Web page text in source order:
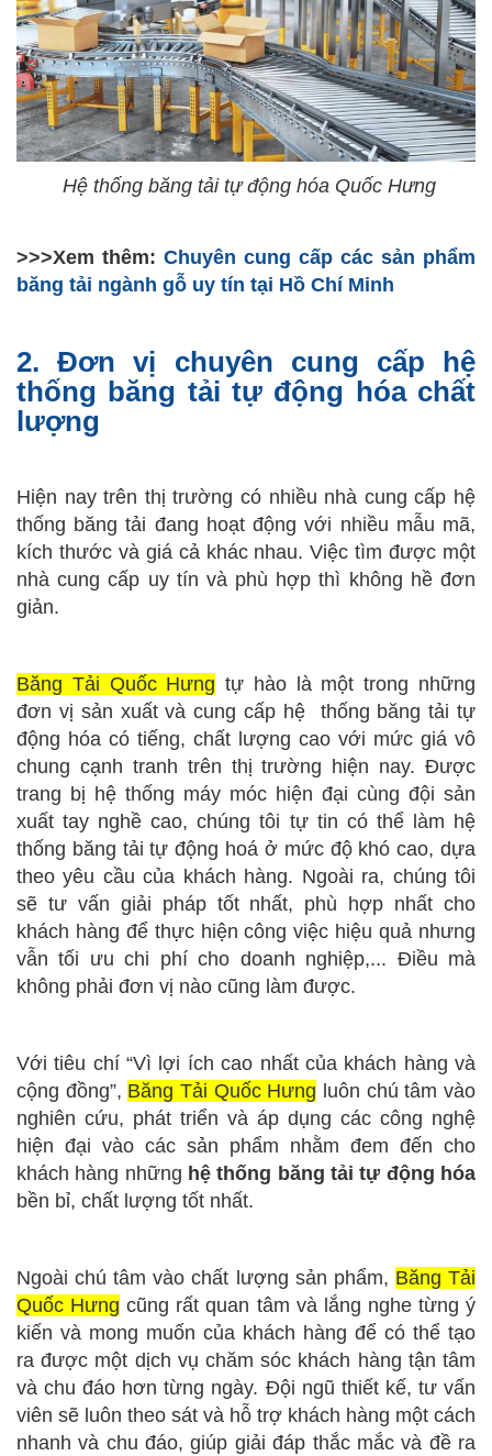
Hệ thống băng tải tự động hóa Quốc Hưng
>>>Xem thêm: Chuyên cung cấp các sản phẩm
băng tải ngành gỗ uy tín tại Hồ Chí Minh
2. Đơn vị chuyên cung cấp hệ
thống băng tải tự động hóa chất
lượng
Hiện nay trên thị trường có nhiều nhà cung cấp hệ
thống băng tải đang hoạt động với nhiều mẫu mã,
kích thước và giá cả khác nhau. Việc tìm được một
nhà cung cấp uy tín và phù hợp thì không hề đơn
giản.
Băng Tải Quốc Hưng tự hào là một trong những
đơn vị sản xuất và cung cấp hệ thống băng tải tự
động hóa có tiếng, chất lượng cao với mức giá vô
chung cạnh tranh trên thị trường hiện nay. Được
trang bị hệ thống máy móc hiện đại cùng đội sản
xuất tay nghề cao, chúng tôi tự tin có thể làm hệ
thống băng tải tự động hoá ở mức độ khó cao, dựa
theo yêu cầu của khách hàng. Ngoài ra, chúng tôi
sẽ tư vấn giải pháp tốt nhất, phù hợp nhất cho
khách hàng để thực hiện công việc hiệu quả nhưng
vẫn tối ưu chi phí cho doanh nghiệp,... Điều mà
không phải đơn vị nào cũng làm được.
Với tiêu chí “Vì lợi ích cao nhất của khách hàng và
cộng đồng”, Băng Tải Quốc Hưng luôn chú tâm vào
nghiên cứu, phát triển và áp dụng các công nghệ
hiện đại vào các sản phẩm nhằm đem đến cho
khách hàng những hệ thống băng tải tự động hóa
bền bỉ, chất lượng tốt nhất.
Ngoài chú tâm vào chất lượng sản phẩm, Băng Tải
Quốc Hưng cũng rất quan tâm và lắng nghe từng ý
kiến và mong muốn của khách hàng để có thể tạo
ra được một dịch vụ chăm sóc khách hàng tận tâm
và chu đáo hơn từng ngày. Đội ngũ thiết kế, tư vấn
viên sẽ luôn theo sát và hỗ trợ khách hàng một cách
nhanh và chu đáo, giúp giải đáp thắc mắc và đề ra